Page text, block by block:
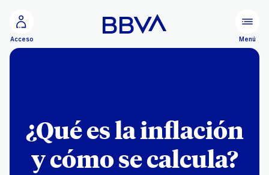
Acceso Menú
¿Qué es la inflación
y cómo se calcula?